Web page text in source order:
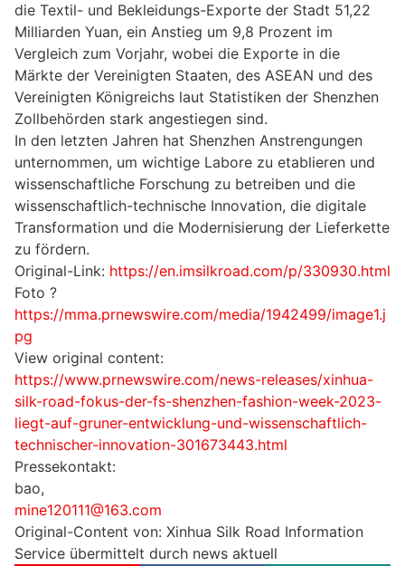
die Textil- und Bekleidungs-Exporte der Stadt 51,22
Milliarden Yuan, ein Anstieg um 9,8 Prozent im
Vergleich zum Vorjahr, wobei die Exporte in die
Märkte der Vereinigten Staaten, des ASEAN und des
Vereinigten Königreichs laut Statistiken der Shenzhen
Zollbehörden stark angestiegen sind.
In den letzten Jahren hat Shenzhen Anstrengungen
unternommen, um wichtige Labore zu etablieren und
wissenschaftliche Forschung zu betreiben und die
wissenschaftlich-technische Innovation, die digitale
Transformation und die Modernisierung der Lieferkette
zu fördern.
Original-Link: https://en.imsilkroad.com/p/330930.html
Foto ?
https://mma.prnewswire.com/media/1942499/image1.j
pg
View original content:
https://www.prnewswire.com/news-releases/xinhua-
silk-road-fokus-der-fs-shenzhen-fashion-week-2023-
liegt-auf-gruner-entwicklung-und-wissenschaftlich-
technischer-innovation-301673443.html
Pressekontakt:
bao,
mine120111@163.com
Original-Content von: Xinhua Silk Road Information
Service übermittelt durch news aktuell